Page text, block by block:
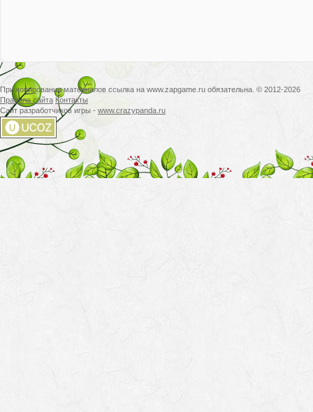
При копировании материалов ссылка на www.zapgame.ru обязательна. © 2012-2026
Правила сайта Контакты
Сайт разработчиков игры - www.crazypanda.ru